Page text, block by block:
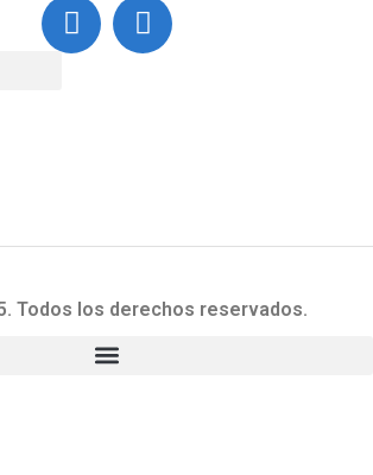
Todos los derechos reservados.